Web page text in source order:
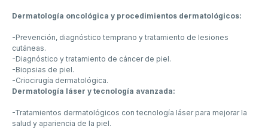
Dermatología oncológica y procedimientos dermatológicos:
-Prevención, diagnóstico temprano y tratamiento de lesiones
cutáneas.
-Diagnóstico y tratamiento de cáncer de piel.
-Biopsias de piel.
-Criocirugía dermatológica.
Dermatología láser y tecnología avanzada:
-Tratamientos dermatológicos con tecnología láser para mejorar la
salud y apariencia de la piel.